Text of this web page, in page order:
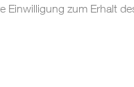
zum Erhalt